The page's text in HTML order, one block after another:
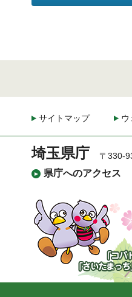
サイトマップ ウ
埼玉県庁
県庁へのアクセス
〒330-
「コバトン
まっち」